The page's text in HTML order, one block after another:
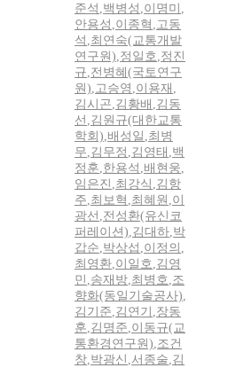
준석 ,백병성 ,이명미 ,
안용성 ,이종혁 ,고동
석 ,최연숙(교통개발
연구원),정일호,정진
규,전병혜(국토연구
원),고승영 ,이용재 ,
김시곤,김황배 ,김동
선 ,김원규(대한교통
학회),배성일 ,최병
무,김무정 ,김영태 ,백
정훈,한용석 ,배현웅,
임은진 ,최강식 ,김항
주,최보혁 ,최혜원 ,이
광선 ,전성환(유신코
퍼레이션),김대하,박
갑순,박상섭 ,이정의 ,
최영환,이일호,김영
민 ,송재방,최병호,조
향화(동일기술공사),
김기준,김연기 ,장동
훈,김명준,이동규(교
통환경연구원),조건
창,박광신 ,서종술,김